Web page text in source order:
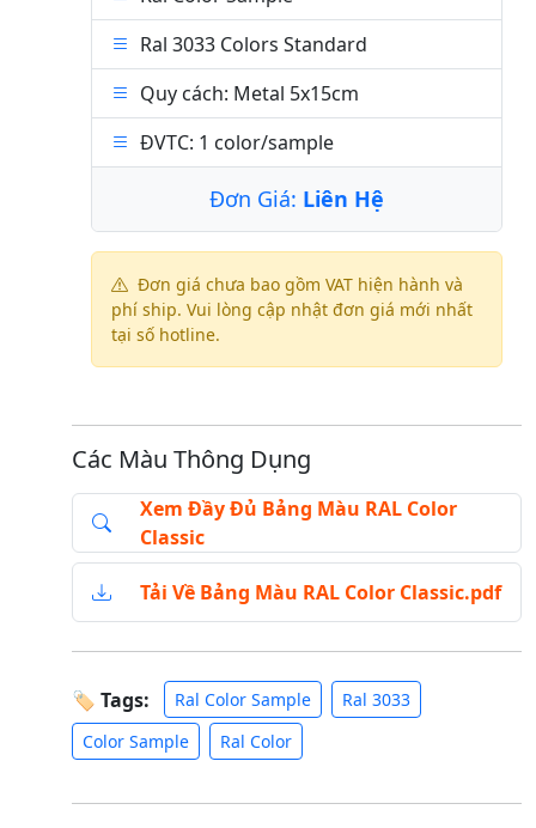
Ral 3033 Colors Standard
Quy cách: Metal 5x15cm
ĐVTC: 1 color/sample
Đơn Giá: Liên Hệ
Đơn giá chưa bao gồm VAT hiện hành và
phí ship. Vui lòng cập nhật đơn giá mới nhất
tại số hotline.
Các Màu Thông Dụng
Xem Đầy Đủ Bảng Màu RAL Color
Classic
Tải Về Bảng Màu RAL Color Classic.pdf
🏷 Tags: Ral Color Sample
Ral 3033
Color Sample
Ral Color